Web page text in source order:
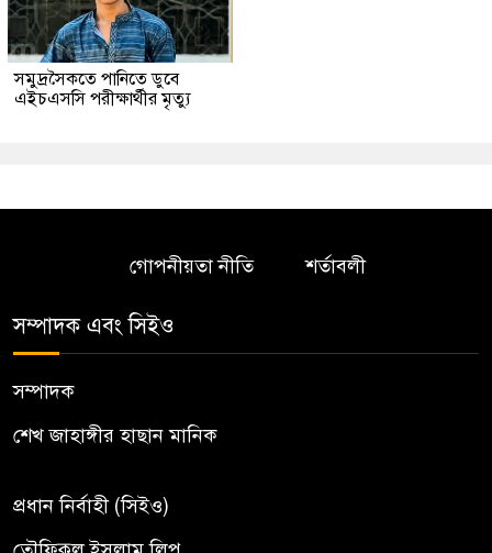
সমুদ্রসৈকতে পানিতে ডুবে
এইচএসসি পরীক্ষার্থীর মৃত্যু
গোপনীয়তা নীতি শর্তাবলী
সম্পাদক এবং সিইও
সম্পাদক
শেখ জাহাঙ্গীর হাছান মানিক
প্রধান নির্বাহী (সিইও)